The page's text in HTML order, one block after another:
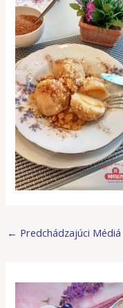
← Predchádzajúci Médiá